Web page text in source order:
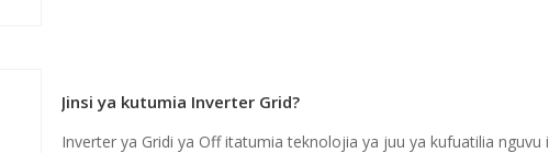
Jinsi ya kutumia Inverter Grid?
Inverter ya Gridi ya Off itatumia teknolojia ya juu ya kufuatilia nguvu